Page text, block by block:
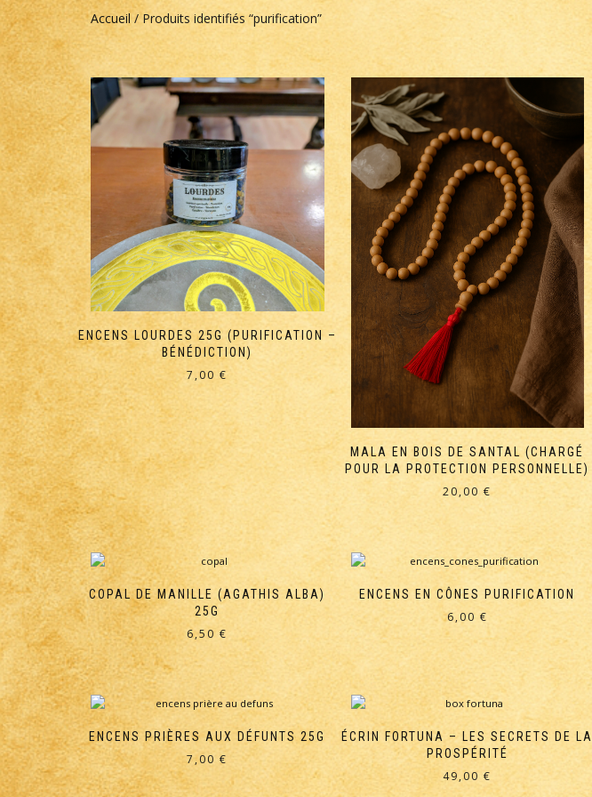
Accueil/ Produits identifiés “purification”
ENCENS LOURDES 25G (PURIFICATION –
BÉNÉDICTION)
7,00€
MALA EN BOIS DE SANTAL (CHARGÉ
POUR LA PROTECTION PERSONNELLE)
20,00€
COPAL DE MANILLE (AGATHIS ALBA)
25G
6,50€
ENCENS EN CÔNES PURIFICATION
6,00€
ENCENS PRIÈRES AUX DÉFUNTS 25G
7,00€
ÉCRIN FORTUNA – LES SECRETS DE LA
PROSPÉRITÉ
49,00€